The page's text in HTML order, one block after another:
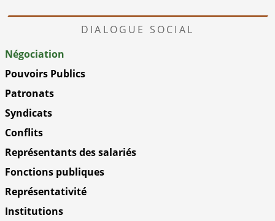
DIALOGUE SOCIAL
Négociation
Pouvoirs Publics
Patronats
Syndicats
Conflits
Représentants des salariés
Fonctions publiques
Représentativité
Institutions